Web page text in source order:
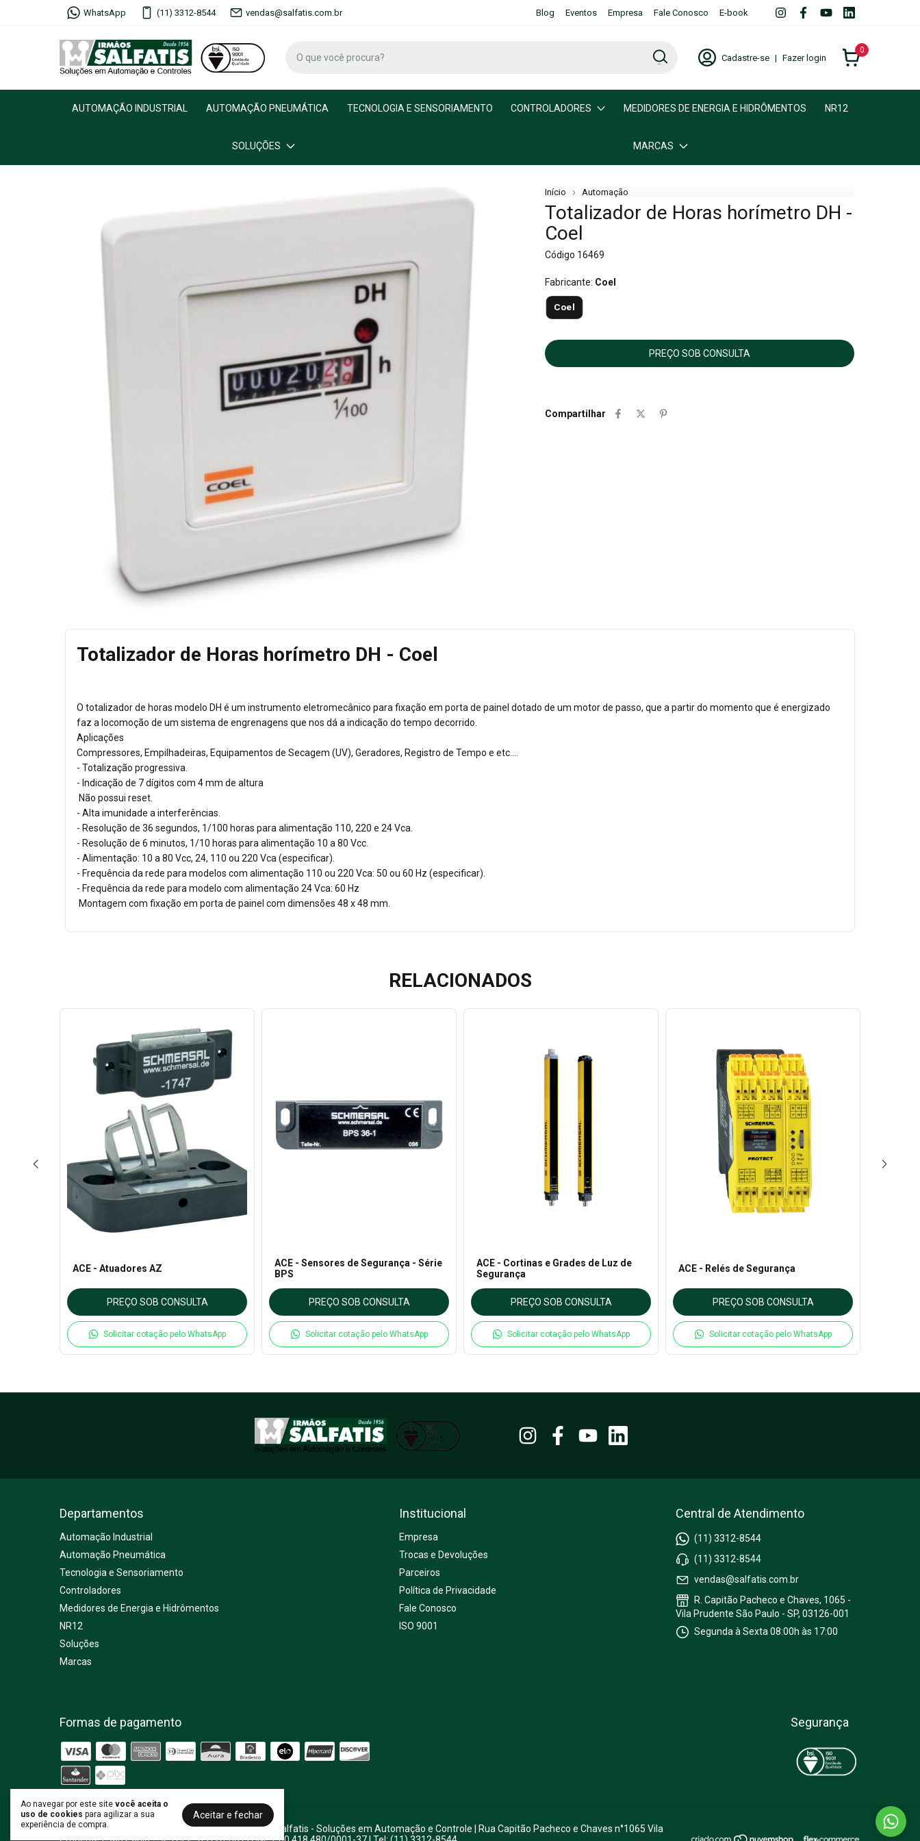
WhatsApp (11) 3312-8544 vendas@salfatis.com.br Blog Eventos Empresa Fale Conosco E-book
Cadastre-se | Fazer login
0
AUTOMAÇÃO INDUSTRIAL AUTOMAÇÃO PNEUMÁTICA TECNOLOGIA E SENSORIAMENTO CONTROLADORES MEDIDORES DE ENERGIA E HIDRÔMENTOS NR12
SOLUÇÕES MARCAS
Ao navegar por este site você aceita o
uso de cookies para agilizar a sua
experiência de compra.
Aceitar e fechar
Início Automação
Totalizador de Horas horímetro DH -
Coel
Código 16469
Fabricante: Coel
Coel
Compartilhar
Totalizador de Horas horímetro DH - Coel
O totalizador de horas modelo DH é um instrumento eletromecânico para fixação em porta de painel dotado de um motor de passo, que a partir do momento que é energizado
faz a locomoção de um sistema de engrenagens que nos dá a indicação do tempo decorrido.
Aplicações
Compressores, Empilhadeiras, Equipamentos de Secagem (UV), Geradores, Registro de Tempo e etc....
- Totalização progressiva.
- Indicação de 7 dígitos com 4 mm de altura
Não possui reset.
- Alta imunidade a interferências.
- Resolução de 36 segundos, 1/100 horas para alimentação 110, 220 e 24 Vca.
- Resolução de 6 minutos, 1/10 horas para alimentação 10 a 80 Vcc.
- Alimentação: 10 a 80 Vcc, 24, 110 ou 220 Vca (especificar).
- Frequência da rede para modelos com alimentação 110 ou 220 Vca: 50 ou 60 Hz (especificar).
- Frequência da rede para modelo com alimentação 24 Vca: 60 Hz
Montagem com fixação em porta de painel com dimensões 48 x 48 mm.
RELACIONADOS
ACE - Atuadores AZ
PREÇO SOB CONSULTA
Solicitar cotação pelo WhatsApp
ACE - Sensores de Segurança - Série
BPS
PREÇO SOB CONSULTA
Solicitar cotação pelo WhatsApp
ACE - Cortinas e Grades de Luz de
Segurança
PREÇO SOB CONSULTA
Solicitar cotação pelo WhatsApp
ACE - Relés de Segurança
PREÇO SOB CONSULTA
Solicitar cotação pelo WhatsApp
Departamentos
Automação Industrial
Automação Pneumática
Tecnologia e Sensoriamento
Controladores
Medidores de Energia e Hidrômentos
NR12
Soluções
Marcas
Institucional
Empresa
Trocas e Devoluções
Parceiros
Política de Privacidade
Fale Conosco
ISO 9001
Central de Atendimento
(11) 3312-8544
(11) 3312-8544
vendas@salfatis.com.br
R. Capitão Pacheco e Chaves, 1065 -
Vila Prudente São Paulo - SP, 03126-001
Segunda à Sexta 08:00h às 17:00
Formas de pagamento Segurança
Totalizador de Horas horímetro DH - Coel- Irmãos Salfatis - Soluções em Automação e Controle | Rua Capitão Pacheco e Chaves n°1065 Vila